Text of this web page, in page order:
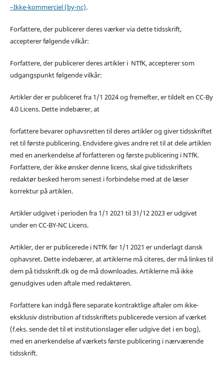
–Ikke-kommerciel (by-nc).
Forfattere, der publicerer deres værker via dette tidsskrift,
accepterer følgende vilkår:
Forfattere, der publicerer deres artikler i NTfK, accepterer som
udgangspunkt følgende vilkår:
Artikler der er publiceret fra 1/1 2024 og fremefter, er tildelt en CC-By
4.0 Licens. Dette indebærer, at
forfattere bevarer ophavsretten til deres artikler og giver tidsskriftet
ret til første publicering. Endvidere gives andre ret til at dele artiklen
med en anerkendelse af forfatteren og første publicering i NTfK.
Forfattere, der ikke ønsker denne licens, skal give tidsskriftets
redaktør besked herom senest i forbindelse med at de læser
korrektur på artiklen.
Artikler udgivet i perioden fra 1/1 2021 til 31/12 2023 er udgivet
under en CC-BY-NC Licens.
Artikler, der er publicerede i NTfK før 1/1 2021 er underlagt dansk
ophavsret. Dette indebærer, at artiklerne må citeres, der må linkes til
dem på tidsskrift.dk og de må downloades. Artiklerne må ikke
genudgives uden aftale med redaktøren.
Forfattere kan indgå flere separate kontraktlige aftaler om ikke-
eksklusiv distribution af tidsskriftets publicerede version af værket
(f.eks. sende det til et institutionslager eller udgive det i en bog),
med en anerkendelse af værkets første publicering i nærværende
tidsskrift.